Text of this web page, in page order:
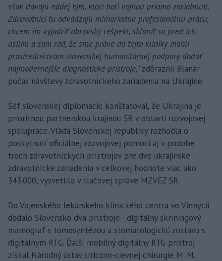
však dávajú nádej tým, ktorí boli vojnou priamo zasiahnutí.
Zdravotníci tu odvádzajú mimoriadne profesionálnu prácu,
chcem im vyjadriť obrovský rešpekt, skloniť sa pred ich
úsilím a som rád, že sme práve do tejto kliniky mohli
prostredníctvom slovenskej humanitárnej podpory dodať
najmodernejšie diagnostické prístroje,“ zdôraznil Blanár
počas návštevy zdravotníckeho zariadenia na Ukrajine.
Šéf slovenskej diplomacie konštatoval, že Ukrajina je
prioritnou partnerskou krajinou SR v oblasti rozvojovej
spolupráce. Vláda Slovenskej republiky rozhodla o
poskytnutí oficiálnej rozvojovej pomoci aj v podobe
troch zdravotníckych prístrojov pre dve ukrajinské
zdravotnícke zariadenia v celkovej hodnote viac ako
343.000, vysvetlilo v tlačovej správe MZVEZ SR.
Do Vojenského lekárskeho klinického centra vo Vinnycii
dodalo Slovensko dva prístroje - digitálny skríningový
mamograf s tomosyntézou a stomatologickú zostavu s
digitálnym RTG. Ďalší mobilný digitálny RTG prístroj
získal Národný ústav srdcovo-cievnej chirurgie M. M.